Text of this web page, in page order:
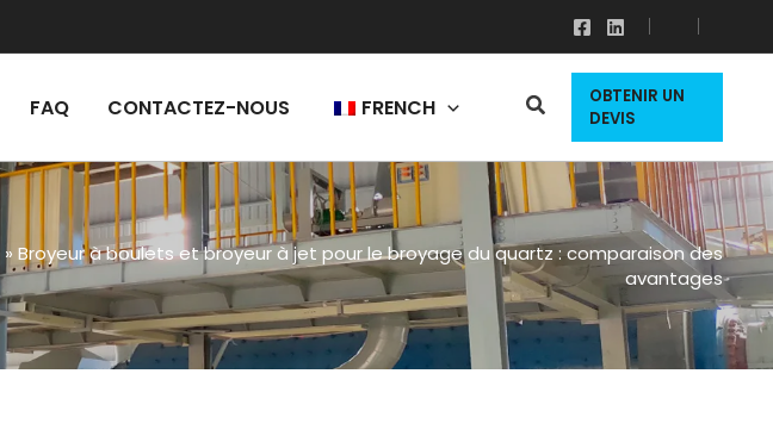
FAQ CONTACTEZ-NOUS FRENCH
OBTENIR UN
DEVIS
» Broyeur à boulets et broyeur à jet pour le broyage du quartz : comparaison des
avantages